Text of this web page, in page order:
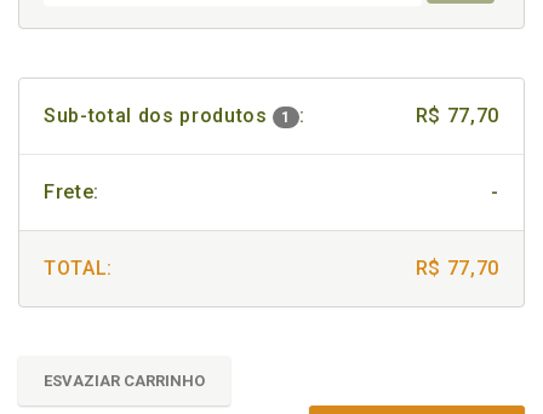
Sub-total dos produtos 1 : R$ 77,70
Frete: -
TOTAL: R$ 77,70
ESVAZIAR CARRINHO